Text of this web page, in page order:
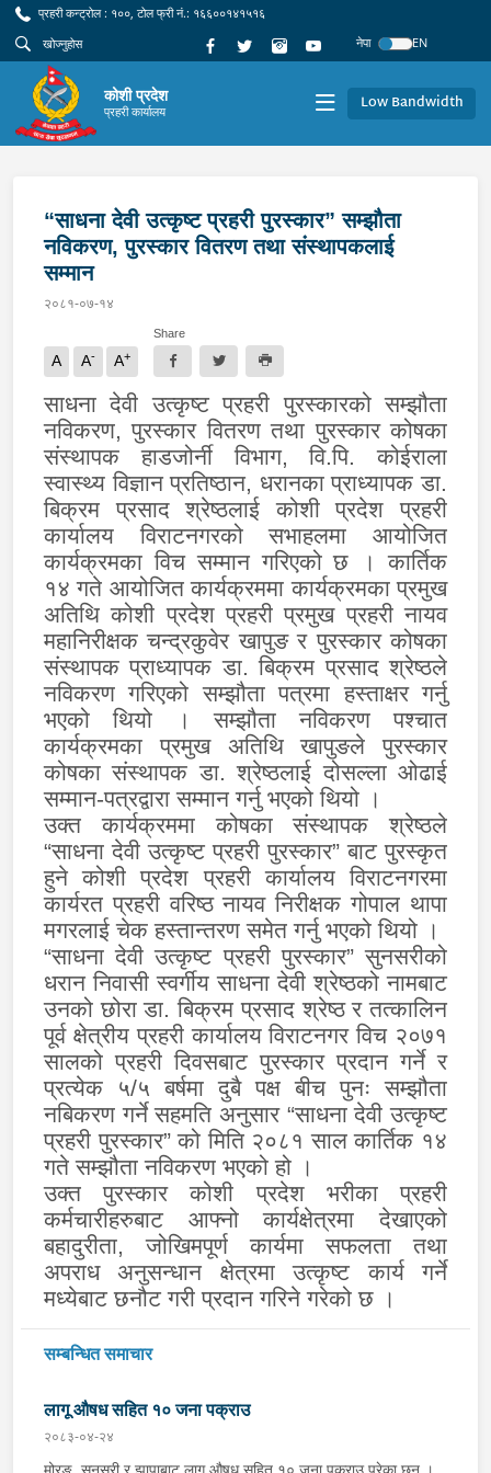
प्रहरी कन्ट्रोल : १००, टोल फ्री नं.: १६६००१४१५१६
नेपा
EN
कोशी प्रदेश
प्रहरी कार्यालय Low Bandwidth
“साधना देवी उत्कृष्ट प्रहरी पुरस्कार” सम्झौता
नविकरण, पुरस्कार वितरण तथा संस्थापकलाई
सम्मान
२०८१-०७-१४
A A- A+
Share
साधना देवी उत्कृष्ट प्रहरी पुरस्कारको सम्झौता
नविकरण, पुरस्कार वितरण तथा पुरस्कार कोषका
संस्थापक हाडजोर्नी विभाग, वि.पि. कोईराला
स्वास्थ्य विज्ञान प्रतिष्ठान, धरानका प्राध्यापक डा.
बिक्रम प्रसाद श्रेष्ठलाई कोशी प्रदेश प्रहरी
कार्यालय विराटनगरको सभाहलमा आयोजित
कार्यक्रमका विच सम्मान गरिएको छ । कार्तिक
१४ गते आयोजित कार्यक्रममा कार्यक्रमका प्रमुख
अतिथि कोशी प्रदेश प्रहरी प्रमुख प्रहरी नायव
महानिरीक्षक चन्द्रकुवेर खापुङ र पुरस्कार कोषका
संस्थापक प्राध्यापक डा. बिक्रम प्रसाद श्रेष्ठले
नविकरण गरिएको सम्झौता पत्रमा हस्ताक्षर गर्नु
भएको थियो । सम्झौता नविकरण पश्चात
कार्यक्रमका प्रमुख अतिथि खापुङले पुरस्कार
कोषका संस्थापक डा. श्रेष्ठलाई दोसल्ला ओढाई
सम्मान-पत्रद्वारा सम्मान गर्नु भएको थियो ।
उक्त कार्यक्रममा कोषका संस्थापक श्रेष्ठले
“साधना देवी उत्कृष्ट प्रहरी पुरस्कार” बाट पुरस्कृत
हुने कोशी प्रदेश प्रहरी कार्यालय विराटनगरमा
कार्यरत प्रहरी वरिष्ठ नायव निरीक्षक गोपाल थापा
मगरलाई चेक हस्तान्तरण समेत गर्नु भएको थियो ।
“साधना देवी उत्कृष्ट प्रहरी पुरस्कार” सुनसरीको
धरान निवासी स्वर्गीय साधना देवी श्रेष्ठको नामबाट
उनको छोरा डा. बिक्रम प्रसाद श्रेष्ठ र तत्कालिन
पूर्व क्षेत्रीय प्रहरी कार्यालय विराटनगर विच २०७१
सालको प्रहरी दिवसबाट पुरस्कार प्रदान गर्ने र
प्रत्येक ५/५ बर्षमा दुबै पक्ष बीच पुनः सम्झौता
नबिकरण गर्ने सहमति अनुसार “साधना देवी उत्कृष्ट
प्रहरी पुरस्कार” को मिति २०८१ साल कार्तिक १४
गते सम्झौता नविकरण भएको हो ।
उक्त पुरस्कार कोशी प्रदेश भरीका प्रहरी
कर्मचारीहरुबाट आफ्नो कार्यक्षेत्रमा देखाएको
बहादुरीता, जोखिमपूर्ण कार्यमा सफलता तथा
अपराध अनुसन्धान क्षेत्रमा उत्कृष्ट कार्य गर्ने
मध्येबाट छनौट गरी प्रदान गरिने गरेको छ ।
सम्बन्धित समाचार
लागू औषध सहित १० जना पक्राउ
२०८३-०४-२४
मोरङ, सुनसरी र झापाबाट लागू औषध सहित १० जना पक्राउ परेका छन् ।